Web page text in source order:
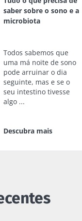
saber sobre o sono e a
microbiota
Todos sabemos que
uma má noite de sono
pode arruinar o dia
seguinte, mas e se o
seu intestino tivesse
algo ...
Descubra mais